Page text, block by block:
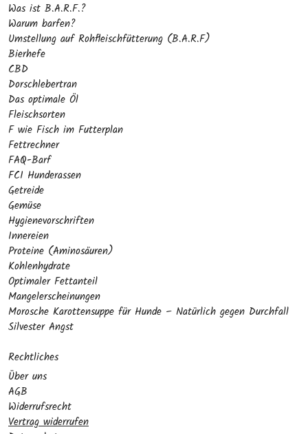
Was ist B.A.R.F.?
Warum barfen?
Umstellung auf Rohfleischfütterung (B.A.R.F)
Bierhefe
CBD
Dorschlebertran
Das optimale Öl
Fleischsorten
F wie Fisch im Futterplan
Fettrechner
FAQ-Barf
FCI Hunderassen
Getreide
Gemüse
Hygienevorschriften
Innereien
Proteine (Aminosäuren)
Kohlenhydrate
Optimaler Fettanteil
Mangelerscheinungen
Morosche Karottensuppe für Hunde – Natürlich gegen Durchfall
Silvester Angst
Rechtliches
Über uns
AGB
Widerrufsrecht
Vertrag widerrufen